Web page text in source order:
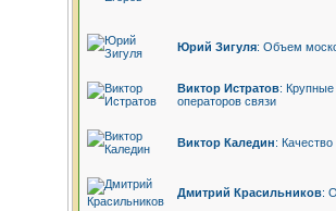
Юрий Зигуля: Объем
Виктор Истратов: Крупные
операторов связи
Виктор Каледин:
Дмитрий Красильников: